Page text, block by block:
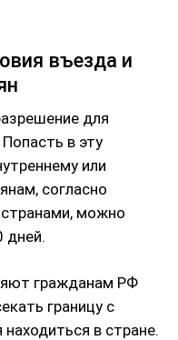
въезда и
для
в эту
или
согласно
можно
дней.
гражданам РФ
границу с
в стране.